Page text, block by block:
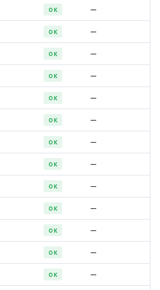
OK —
OK —
OK —
OK —
OK —
OK —
OK —
OK —
OK —
OK —
OK —
OK —
OK —